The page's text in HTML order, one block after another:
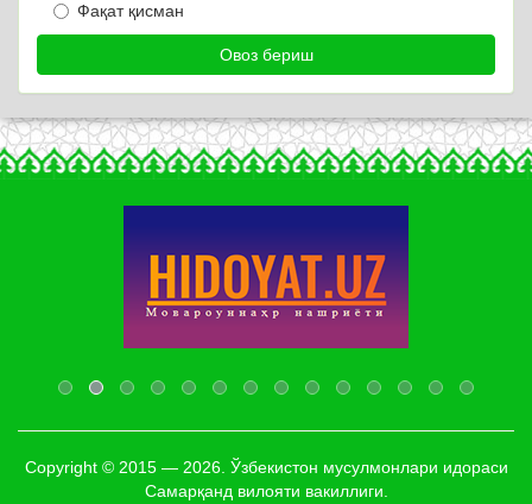
Фақат қисман
Copyright © 2015 — 2026. Ўзбекистон мусулмонлари идораси
Самарқанд вилояти вакиллиги.